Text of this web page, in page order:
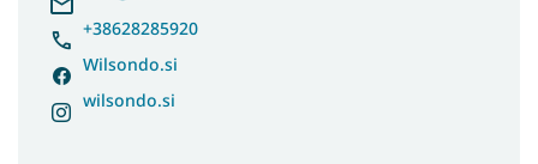
+38628285920
Wilsondo.si
wilsondo.si